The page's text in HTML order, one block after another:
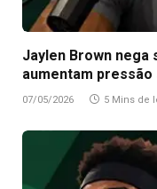
Jaylen Brown nega
aumentam
07/05/2026 5 Mins de